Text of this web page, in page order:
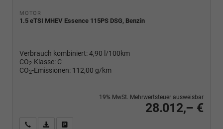
MOTOR
1.5 eTSI MHEV Essence 115PS DSG, Benzin
Verbrauch kombiniert:4,90 l/100km
CO2-Klasse: C
CO2-Emissionen: 112,00 g/km
28.012,– €
19% MwSt. Mehrwertsteuer ausweisbar
Wir rufen Sie anPDF-Fahrzeugexposé drucken